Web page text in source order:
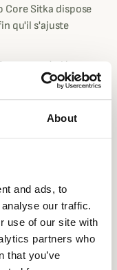
About
and ads, to
our traffic.
use of our site with
partners who
that you’ve
Core Sitka dispose
qu'il s'ajuste
très léger et
rapide. Le
Bottom Sitka est
Subalpine pour
comme la
Elevated II
votre tenue il
Lightweight
Long